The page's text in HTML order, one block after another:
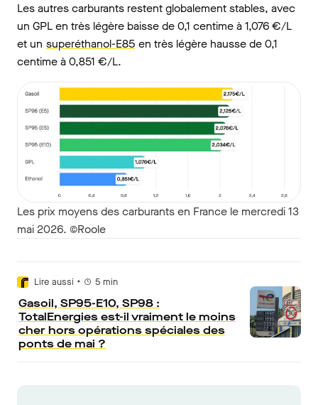
Les autres carburants restent globalement stables, avec
un GPL en très légère baisse de 0,1 centime à 1,076 €/L
et un superéthanol-E85 en très légère hausse de 0,1
centime à 0,851 €/L.
Les prix moyens des carburants en France le mercredi 13
mai 2026. ©Roole
Lire aussi • 5 min
Gasoil, SP95-E10, SP98 :
TotalEnergies est-il vraiment le moins
cher hors opérations spéciales des
ponts de mai ?